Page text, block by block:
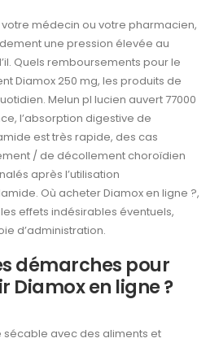
médecin ou votre pharmacien,
une pression élevée au
Quels remboursements pour le
Diamox 250 mg, les produits de
Melun pl lucien auvert 77000
l’absorption digestive de
est très rapide, des cas
/ de décollement choroïdien
après l’utilisation
Où acheter Diamox en ligne ?,
effets indésirables éventuels,
d’administration.
démarches pour
Diamox en ligne ?
sécable avec des aliments et